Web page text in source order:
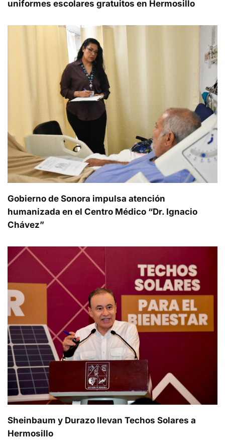
uniformes escolares gratuitos en Hermosillo
Gobierno de Sonora impulsa atención
humanizada en el Centro Médico “Dr. Ignacio
Chávez”
Sheinbaum y Durazo llevan Techos Solares a
Hermosillo